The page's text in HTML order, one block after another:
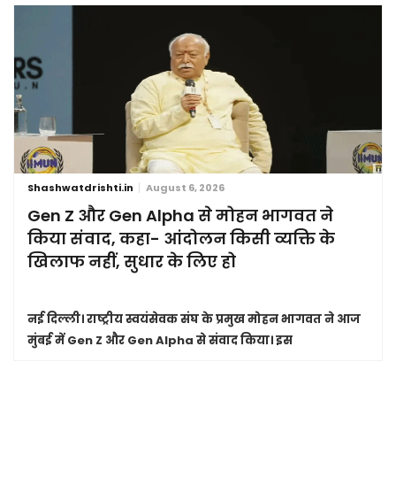
Shashwatdrishti.in August 6, 2026
Gen Z और Gen Alpha से मोहन भागवत ने
किया संवाद, कहा- आंदोलन किसी व्यक्ति के
खिलाफ नहीं, सुधार के लिए हो
नई दिल्ली।राष्ट्रीय स्वयंसेवक संघ के प्रमुख मोहन भागवत ने आज
मुंबई में Gen Z और Gen Alpha से संवाद किया। इस